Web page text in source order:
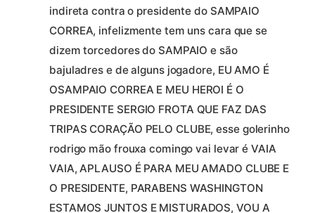
indireta contra o presidente do SAMPAIO
CORREA, infelizmente tem uns cara que se
dizem torcedores do SAMPAIO e são
bajuladres e de alguns jogadore, EU AMO É
OSAMPAIO CORREA E MEU HEROI É O
PRESIDENTE SERGIO FROTA QUE FAZ DAS
TRIPAS CORAÇÃO PELO CLUBE, esse golerinho
rodrigo mão frouxa comingo vai levar é VAIA
VAIA, APLAUSO É PARA MEU AMADO CLUBE E
O PRESIDENTE, PARABENS WASHINGTON
ESTAMOS JUNTOS E MISTURADOS, VOU A